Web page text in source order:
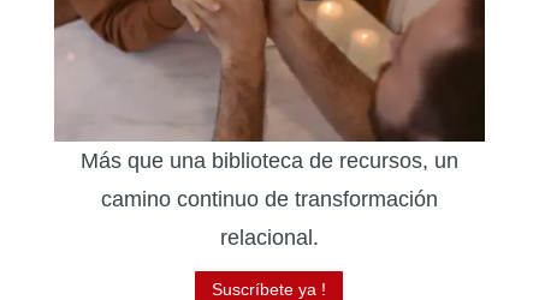
Más que una biblioteca de recursos, un
camino continuo de transformación
relacional.
Suscríbete ya !